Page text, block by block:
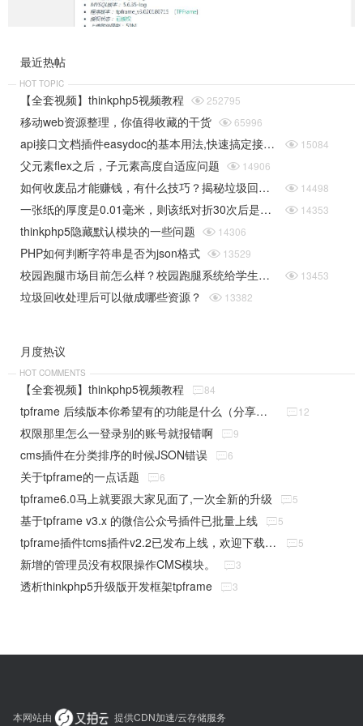
最近热帖
HOT TOPIC
【全套视频】thinkphp5视频教程  252795
移动web资源整理，你值得收藏的干货  65996
api接口文档插件easydoc的基本用法,快速搞定接口文档  15084
父元素flex之后，子元素高度自适应问题  14906
如何收废品才能赚钱，有什么技巧？揭秘垃圾回收行业的一些规则  14498
一张纸的厚度是0.01毫米，则该纸对折30次后是多厚（据说超过珠穆朗玛峰的高度）php实现  14353
thinkphp5隐藏默认模块的一些问题  14306
PHP如何判断字符串是否为json格式  13529
校园跑腿市场目前怎么样？校园跑腿系统给学生带来了哪些便捷？  13453
垃圾回收处理后可以做成哪些资源？  13382
月度热议
HOT COMMENTS
【全套视频】thinkphp5视频教程 84
tpframe 后续版本你希望有的功能是什么（分享贴） 12
权限那里怎么一登录别的账号就报错啊 9
cms插件在分类排序的时候JSON错误 6
关于tpframe的一点话题 6
tpframe6.0马上就要跟大家见面了,一次全新的升级 5
基于tpframe v3.x 的微信公众号插件已批量上线 5
tpframe插件tcms插件v2.2已发布上线，欢迎下载使用 5
新增的管理员没有权限操作CMS模块。 3
透析thinkphp5升级版开发框架tpframe 3
本网站由 提供CDN加速/云存储服务